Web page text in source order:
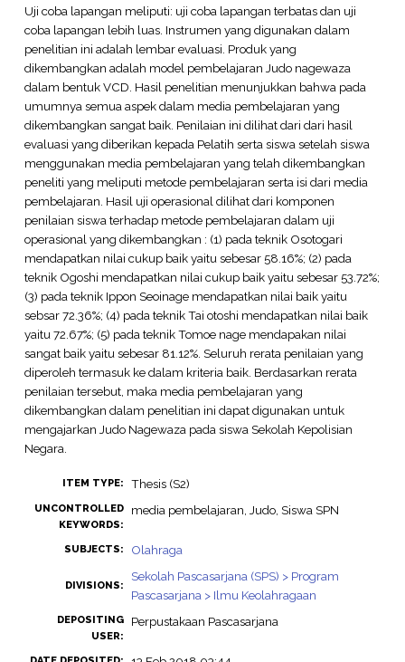
Uji coba lapangan meliputi: uji coba lapangan terbatas dan uji
coba lapangan lebih luas. Instrumen yang digunakan dalam
penelitian ini adalah lembar evaluasi. Produk yang
dikembangkan adalah model pembelajaran Judo nagewaza
dalam bentuk VCD. Hasil penelitian menunjukkan bahwa pada
umumnya semua aspek dalam media pembelajaran yang
dikembangkan sangat baik. Penilaian ini dilihat dari dari hasil
evaluasi yang diberikan kepada Pelatih serta siswa setelah siswa
menggunakan media pembelajaran yang telah dikembangkan
peneliti yang meliputi metode pembelajaran serta isi dari media
pembelajaran. Hasil uji operasional dilihat dari komponen
penilaian siswa terhadap metode pembelajaran dalam uji
operasional yang dikembangkan : (1) pada teknik Osotogari
mendapatkan nilai cukup baik yaitu sebesar 58.16%; (2) pada
teknik Ogoshi mendapatkan nilai cukup baik yaitu sebesar 53.72%;
(3) pada teknik Ippon Seoinage mendapatkan nilai baik yaitu
sebsar 72.36%; (4) pada teknik Tai otoshi mendapatkan nilai baik
yaitu 72.67%; (5) pada teknik Tomoe nage mendapakan nilai
sangat baik yaitu sebesar 81.12%. Seluruh rerata penilaian yang
diperoleh termasuk ke dalam kriteria baik. Berdasarkan rerata
penilaian tersebut, maka media pembelajaran yang
dikembangkan dalam penelitian ini dapat digunakan untuk
mengajarkan Judo Nagewaza pada siswa Sekolah Kepolisian
Negara.
ITEM TYPE: Thesis (S2)
UNCONTROLLED
KEYWORDS:
media pembelajaran, Judo, Siswa SPN
SUBJECTS: Olahraga
DIVISIONS:
Sekolah Pascasarjana (SPS) > Program
Pascasarjana > Ilmu Keolahragaan
DEPOSITING
USER:
Perpustakaan Pascasarjana